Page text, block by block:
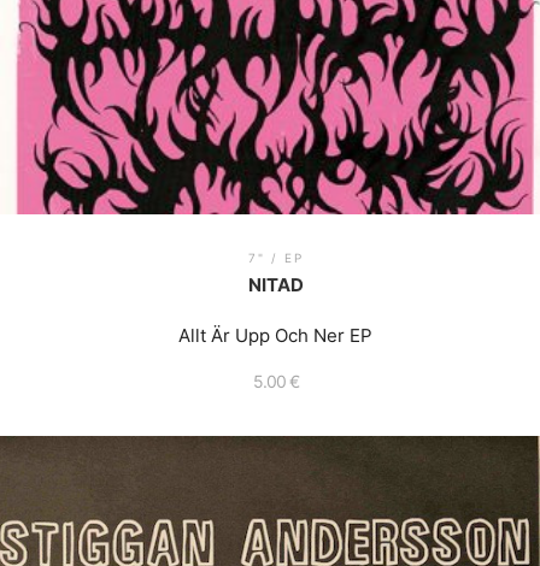
7" / EP
NITAD
Allt Är Upp Och Ner EP
5.00 €